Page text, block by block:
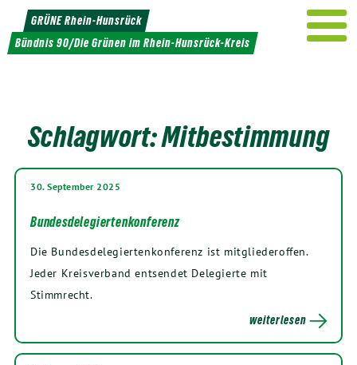
Weiter
zum
Inhalt
GRÜNE Rhein-Hunsrück
Bündnis 90/Die Grünen im Rhein-Hunsrück-Kreis
Schlagwort:Mitbestimmung
30. September 2025
Bundesdelegiertenkonferenz
Die Bundesdelegiertenkonferenz ist mitgliederoffen.
Jeder Kreisverband entsendet Delegierte mit
Stimmrecht.
weiterlesen